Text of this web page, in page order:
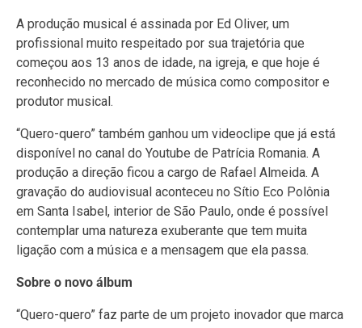
A produção musical é assinada por Ed Oliver, um
profissional muito respeitado por sua trajetória que
começou aos 13 anos de idade, na igreja, e que hoje é
reconhecido no mercado de música como compositor e
produtor musical.
“Quero-quero” também ganhou um videoclipe que já está
disponível no canal do Youtube de Patrícia Romania. A
produção a direção ficou a cargo de Rafael Almeida. A
gravação do audiovisual aconteceu no Sítio Eco Polônia
em Santa Isabel, interior de São Paulo, onde é possível
contemplar uma natureza exuberante que tem muita
ligação com a música e a mensagem que ela passa.
Sobre o novo álbum
“Quero-quero” faz parte de um projeto inovador que marca